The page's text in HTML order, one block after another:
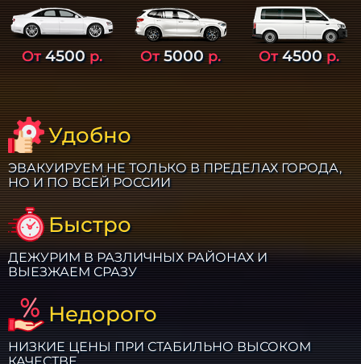
От4500р. От5000р. От4500р.
Удобно
ЭВАКУИРУЕМ НЕ ТОЛЬКО В ПРЕДЕЛАХ ГОРОДА,
НО И ПО ВСЕЙ РОССИИ
Быстро
ДЕЖУРИМ В РАЗЛИЧНЫХ РАЙОНАХ И
ВЫЕЗЖАЕМ СРАЗУ
Недорого
НИЗКИЕ ЦЕНЫ ПРИ СТАБИЛЬНО ВЫСОКОМ